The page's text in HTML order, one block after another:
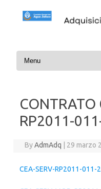
Skip to content
CONTRATO
RP2011-
ByAdmAdq 29 marzo
CEA-SERV-RP2011-011-